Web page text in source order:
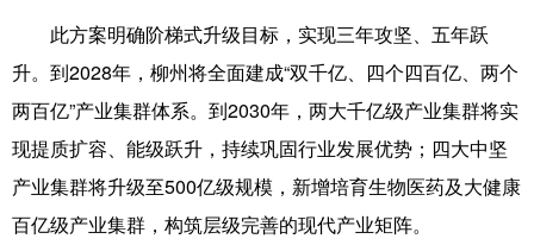
此方案明确阶梯式升级目标，实现三年攻坚、五年跃
升。到2028年，柳州将全面建成“双千亿、四个四百亿、两个
两百亿”产业集群体系。到2030年，两大千亿级产业集群将实
现提质扩容、能级跃升，持续巩固行业发展优势；四大中坚
产业集群将升级至500亿级规模，新增培育生物医药及大健康
百亿级产业集群，构筑层级完善的现代产业矩阵。